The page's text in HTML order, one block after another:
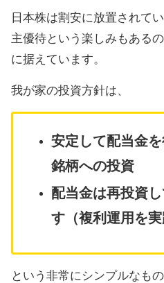
日本株は割安に放置されて
主優待という楽しみもある
に据えています。
我が家の投資方針は、
安定して配当金
銘柄への投資
配当金は再投資
す（複利運用を実
という非常にシンプルなもの